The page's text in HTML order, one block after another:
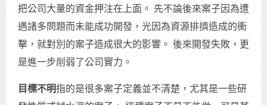
把公司大量的資金押注在上面。 先不論後來案子因為遭
遇諸多問題而未能成功開發，光因為資源排擠造成的衝
擊，就對別的案子造成很大的影響。 後來開發失敗，更
是進一步削弱了公司實力。
目標不明指的是很多案子定義並不清楚，尤其是一些研